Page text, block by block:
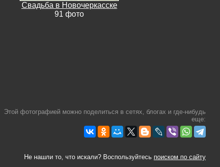
Свадьба в Новочеркасске
91 фото
Этой фотографией можно поделиться в сетях, блогах и где-нибудь
еще:
Не нашли то, что искали? Воспользуйтесь поиском по сайту